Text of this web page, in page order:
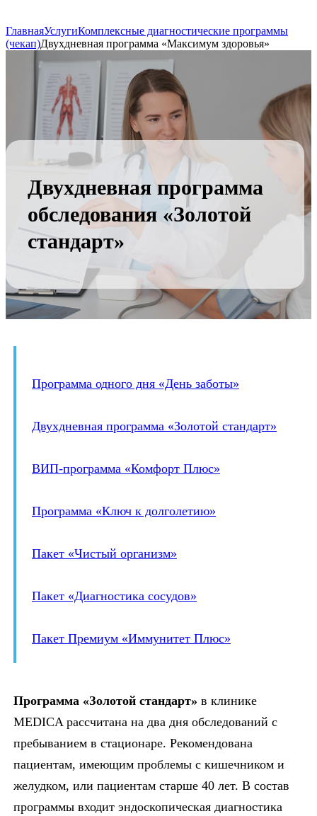
ГлавнаяУслугиКомплексные диагностические программы
(чекап)Двухдневная программа «Максимум здоровья»
Двухдневная программа
обследования «Золотой
стандарт»
Программа одного дня «День заботы»
Двухдневная программа «Золотой стандарт»
ВИП-программа «Комфорт Плюс»
Программа «Ключ к долголетию»
Пакет «Чистый организм»
Пакет «Диагностика сосудов»
Пакет Премиум «Иммунитет Плюс»
Программа «Золотой стандарт» в клинике
MEDICA рассчитана на два дня обследований с
пребыванием в стационаре. Рекомендована
пациентам, имеющим проблемы с кишечником и
желудком, или пациентам старше 40 лет. В состав
программы входит эндоскопическая диагностика